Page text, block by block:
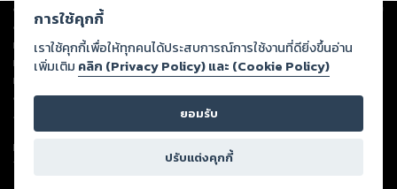
Copyright © 2026
ต่อผลงานหรือเนื้อหาใดที่อัปโหลดผ่านเว็บไซต์และปรากฏว่าละเมิดสิทธิใน
ทรัพย์สินทางปัญญาของบุคคลอื่นหรือขัดต่อกฎหมายและศีลธรรม ดังนั้น ผู้อ่าน
ทุกท่านโปรดใช้วิจารณญาณในการกลั่นกรองด้วยตนเอง และหากท่านพบว่าส่วน
หนึ่งส่วนใดขัดต่อกฎหมายและศีลธรรม กรุณาแจ้งมายังบริษัท เพื่อทีมงานจะได้
ดำเนินการในทันที ทั้งนี้ ทางสตอรี่ล็อกขอสงวนลิขสิทธิ์ตามพระราชบัญญัติ
ลิขสิทธิ์ พ.ศ. 2537 (ฉบับล่าสุด)
For support: member@ookbee.com
Version
การใช้คุกกี้
เราใช้คุกกี้เพื่อให้ทุกคนได้ประสบการณ์การใช้งานที่ดียิ่งขึ้นอ่าน
เพิ่มเติม คลิก (Privacy Policy) และ (Cookie Policy)
ยอมรับ
ปรับแต่งคุกกี้